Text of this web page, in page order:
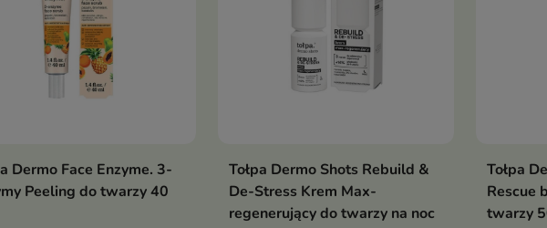
Dodaj do koszyka
Dermo Face Enzyme. 3-
Peeling do twarzy 40
Dodaj do koszyka
Tołpa Dermo Shots Rebuild &
De-Stress Krem Max-
regenerujący do twarzy na noc
Tołpa
Rescue
twarzy